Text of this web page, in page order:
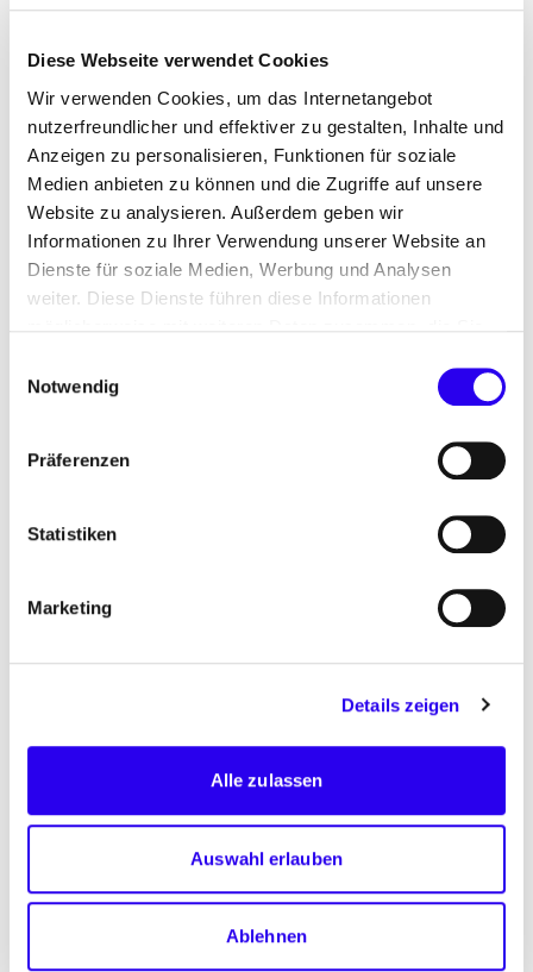
Diese Webseite verwendet Cookies
Wir verwenden Cookies, um das Internetangebot
nutzerfreundlicher und effektiver zu gestalten, Inhalte und
Anzeigen zu personalisieren, Funktionen für soziale
Medien anbieten zu können und die Zugriffe auf unsere
Website zu analysieren. Außerdem geben wir
Informationen zu Ihrer Verwendung unserer Website an
Dienste für soziale Medien, Werbung und Analysen
weiter. Diese Dienste führen diese Informationen
Nutzung der Dienste gesammelt haben.
Notwendig
Präferenzen
Statistiken
Marketing
Details zeigen
Alle zulassen
Auswahl erlauben
Ablehnen
Technologie auch auf andere Kunststoffabfälle, so
dass diese ebenfalls wiederverwertet werden
können.
Angaben zum Unternehmen
Unternehmensname
POLICYCLE
Land/Bundesland/Standort
Sachsen-Anhalt,
Branche
Folienhersteller
Bewertungskriterien zum Projekt
781 MWh /
Prozentuale
Energieeinsparung
40 %
Herstellung